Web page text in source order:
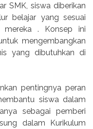
SMK, siswa diberikan
belajar yang sesuai
mereka . Konsep ini
mengembangkan
yang dibutuhkan di
pentingnya peran
siswa dalam
sebagai pemberi
dalam Kurikulum